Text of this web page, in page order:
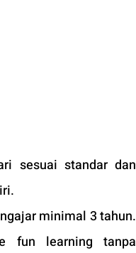
sesuai standar dan
minimal 3 tahun.
fun learning tanpa